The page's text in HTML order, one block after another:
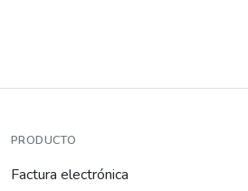
PRODUCTO
Factura electrónica